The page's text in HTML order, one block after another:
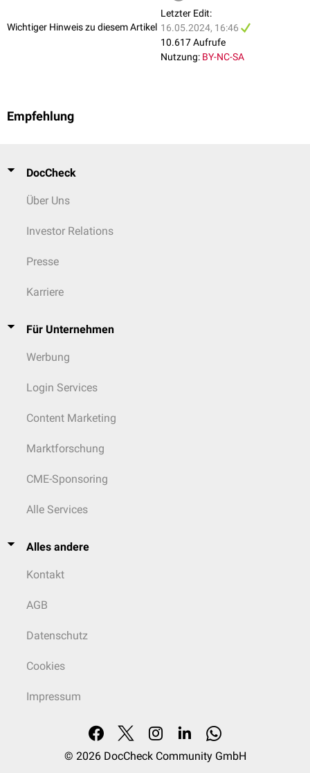
Wichtiger Hinweis zu diesem Artikel
Letzter Edit:
16.05.2024, 16:46
10.617 Aufrufe
Nutzung: BY-NC-SA
Empfehlung
DocCheck
Über Uns
Investor Relations
Presse
Karriere
Für Unternehmen
Werbung
Login Services
Content Marketing
Marktforschung
CME-Sponsoring
Alle Services
Alles andere
Kontakt
AGB
Datenschutz
Cookies
Impressum
© 2026 DocCheck Community GmbH